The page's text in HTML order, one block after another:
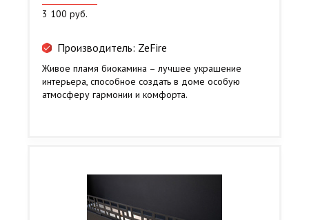
3 100 руб.
Производитель: ZeFire
Живое пламя биокамина – лучшее украшение
интерьера, способное создать в доме особую
атмосферу гармонии и комфорта.